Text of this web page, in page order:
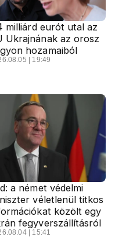
milliárd eurót utal az
Ukrajnának az orosz
hozamaiból
| 19:49
a német védelmi
véletlenül titkos
közölt egy
fegyverszállításról
| 15:41